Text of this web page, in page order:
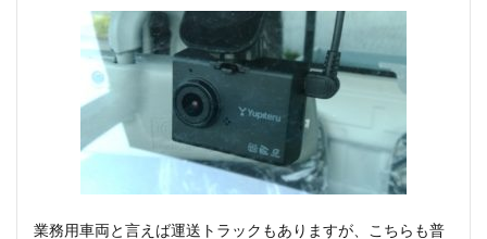
業務用車両と言えば運送トラックもありますが、こちらも普